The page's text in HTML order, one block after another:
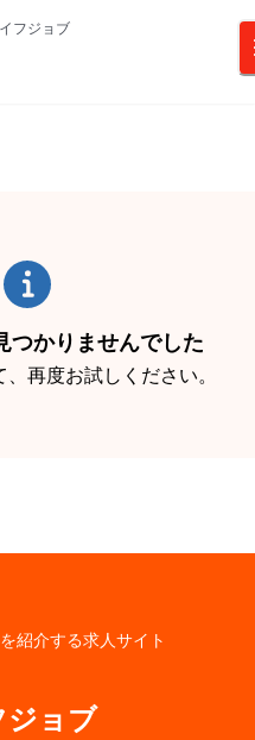
フジョブ
つかりませんでした
再度お試しください。
紹介する求人サイト
ジョブ